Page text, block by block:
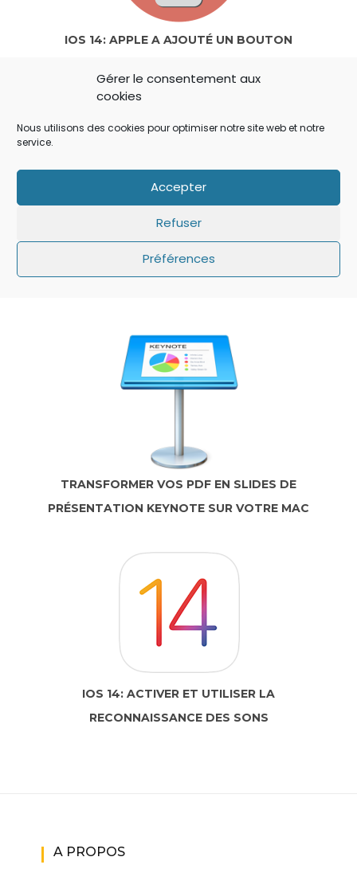
Gérer le consentement aux
cookies
Nous utilisons des cookies pour optimiser notre site web et notre
service.
Accepter
Refuser
Préférences
IOS 14: APPLE A AJOUTÉ UN BOUTON
IOS: QUE FAIRE SI LE MINUTEUR NE S’AFFICHE
TRANSFORMER VOS PDF EN SLIDES DE
PRÉSENTATION KEYNOTE SUR VOTRE MAC
IOS 14: ACTIVER ET UTILISER LA
RECONNAISSANCE DES SONS
A PROPOS